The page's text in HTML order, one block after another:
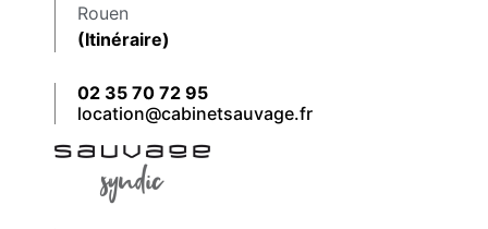
Rouen
(Itinéraire)
02 35 70 72 95
location@cabinetsauvage.fr